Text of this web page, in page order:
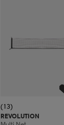
(13)
REVOLUTION